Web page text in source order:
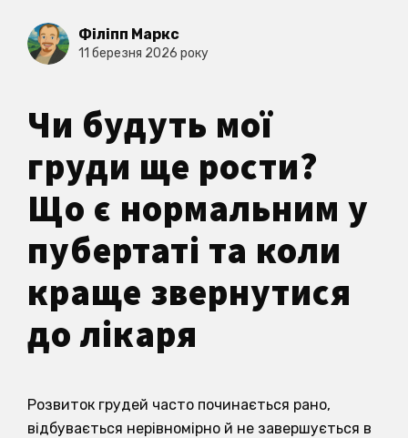
Філіпп Маркс
11 березня 2026 року
Чи будуть мої
груди ще рости?
Що є нормальним у
пубертаті та коли
краще звернутися
до лікаря
Розвиток грудей часто починається рано,
відбувається нерівномірно й не завершується в